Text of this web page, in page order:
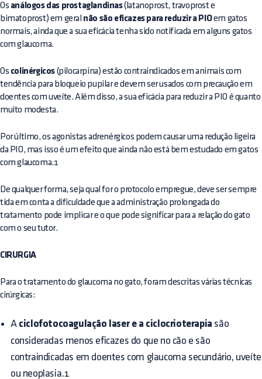
Os análogos das prostaglandinas(latanoprost, travoprost e
bimatoprost) em geral não são eficazes para reduzir a PIOem gatos
normais, ainda que a sua eficácia tenha sido notificada em alguns gatos
com glaucoma.
Os colinérgicos (pilocarpina) estão contraindicados em animais com
tendência para bloqueio pupilar e devem ser usados com precaução em
doentes com uveíte. Além disso, a sua eficácia para reduzir a PIO é quanto
muito modesta.
Por último, os agonistas adrenérgicos podem causar uma redução ligeira
da PIO, mas isso é um efeito que ainda não está bem estudado em gatos
com glaucoma.1
De qualquer forma, seja qual for o protocolo empregue, deve ser sempre
tida em conta a dificuldade que a administração prolongada do
tratamento pode implicar e o que pode significar para a relação do gato
com o seu tutor.
CIRURGIA
Para o tratamento do glaucoma no gato, foram descritas várias técnicas
cirúrgicas:
A ciclofotocoagulação laser e a ciclocrioterapia são
consideradas menos eficazes do que no cão e são
contraindicadas em doentes com glaucoma secundário, uveíte
ou neoplasia.1